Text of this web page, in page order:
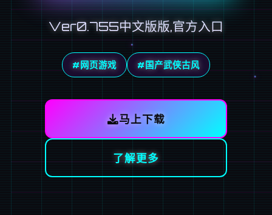
Ver0.755中文版版,官方入口
#网页游戏 #国产武侠古风
马上下载
了解更多